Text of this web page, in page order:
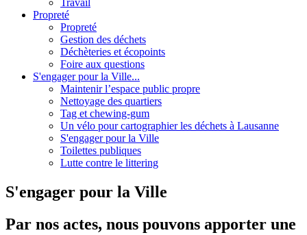
Propreté
Propreté
Gestion des déchets
Déchèteries et écopoints
Foire aux questions
S'engager pour la Ville...
Maintenir l’espace public propre
Nettoyage des quartiers
Tag et chewing-gum
Un vélo pour cartographier les déchets à Lausanne
S'engager pour la Ville
Toilettes publiques
Lutte contre le littering
S'engager pour la Ville
Par nos actes, nous pouvons apporter une